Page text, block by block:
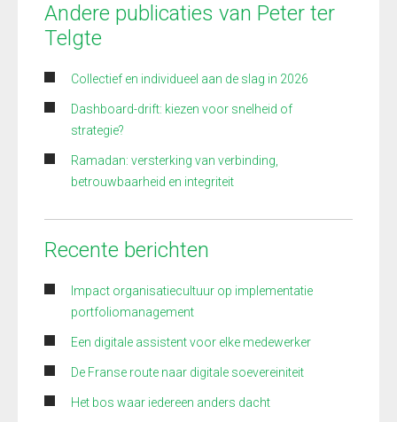
Andere publicaties van Peter ter
Telgte
Collectief en individueel aan de slag in 2026
Dashboard-drift: kiezen voor snelheid of
strategie?
Ramadan: versterking van verbinding,
betrouwbaarheid en integriteit
Recente berichten
Impact organisatiecultuur op implementatie
portfoliomanagement
Een digitale assistent voor elke medewerker
De Franse route naar digitale soevereiniteit
Het bos waar iedereen anders dacht